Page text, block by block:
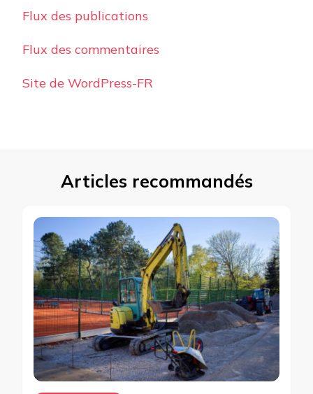
Flux des publications
Flux des commentaires
Site de WordPress-FR
Articles recommandés